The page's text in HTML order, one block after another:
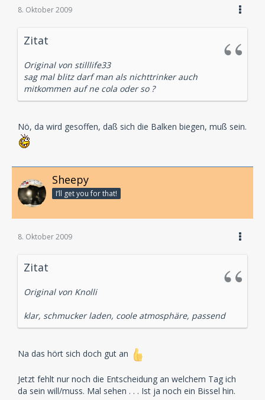
8. Oktober 2009
Zitat
Original von stilllife33
sag mal blitz darf man als nichttrinker auch
mitkommen auf ne cola oder so ?
Nö, da wird gesoffen, daß sich die Balken biegen, muß sein.
Sheepy
I’ll get you for that!
8. Oktober 2009
Zitat
Original von Knolli
klar, schmucker laden, coole atmosphäre, passend
Na das hört sich doch gut an
Jetzt fehlt nur noch die Entscheidung an welchem Tag ich
da sein will/muss. Mal sehen . . . Ist ja noch ein Bissel hin.